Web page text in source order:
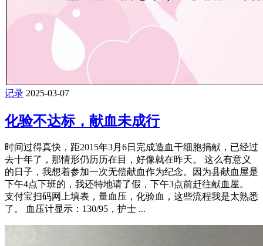
记录 2025-03-07
化验不达标，献血未成行
时间过得真快，距2015年3月6日完成造血干细胞捐献，已经过
去十年了，那情形仍历历在目，好像就在昨天。 这么有意义
的日子，我想着参加一次无偿献血作为纪念。因为县献血屋是
下午4点下班的，我还特地请了假，下午3点前赶往献血屋。
支付宝扫码网上填表，量血压，化验血，这些流程我是太熟悉
了。 血压计显示：130/95，护士 ...